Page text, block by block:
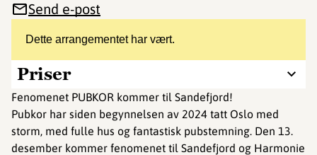
Dette arrangementet har vært.
Priser
Fenomenet PUBKOR kommer til Sandefjord!
Pubkor har siden begynnelsen av 2024 tatt Oslo med
storm, med fulle hus og fantastisk pubstemning. Den 13.
desember kommer fenomenet til Sandefjord og Harmonie
Send e-post